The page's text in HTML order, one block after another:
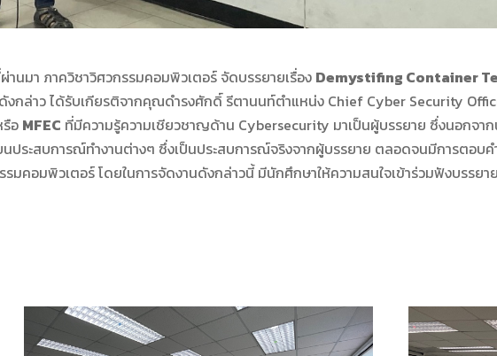
านมา ภาควิชาวิศวกรรมคอมพิวเตอร์ จัดบรรยายเรื่อง Demystifing Container
งกล่าว ได้รับเกียรติจากคุณดำรงศักดิ์ รีตานนท์ตำแหน่ง Chief Cyber Security
อ MFEC ที่มีความรู้ความเชียวชาญด้าน Cybersecurity มาเป็นผู้บรรยาย ซึ่งนอกจา
นประสบการณ์ทำงานต่างๆ ซึ่งเป็นประสบการณ์จริงจากผู้บรรยาย ตลอดจนมีการตอบ
มคอมพิวเตอร์ โดยในการจัดงานดังกล่าวนี้ มีนักศึกษาให้ความสนใจเข้าร่วมฟังบรรยา